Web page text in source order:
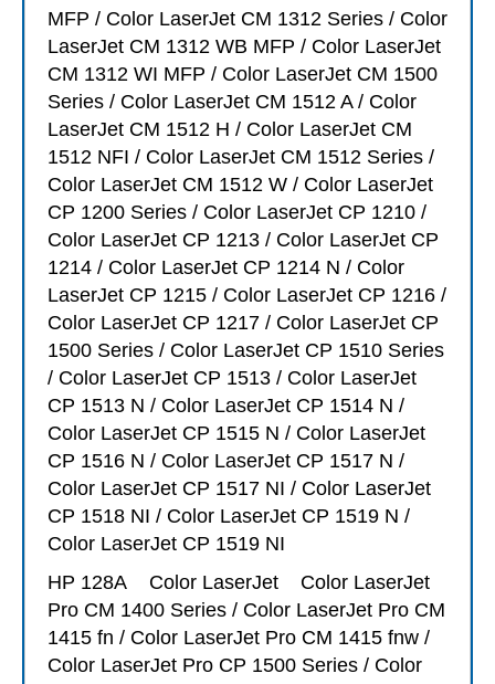
MFP / Color LaserJet CM 1312 Series / Color
LaserJet CM 1312 WB MFP / Color LaserJet
CM 1312 WI MFP / Color LaserJet CM 1500
Series / Color LaserJet CM 1512 A / Color
LaserJet CM 1512 H / Color LaserJet CM
1512 NFI / Color LaserJet CM 1512 Series /
Color LaserJet CM 1512 W / Color LaserJet
CP 1200 Series / Color LaserJet CP 1210 /
Color LaserJet CP 1213 / Color LaserJet CP
1214 / Color LaserJet CP 1214 N / Color
LaserJet CP 1215 / Color LaserJet CP 1216 /
Color LaserJet CP 1217 / Color LaserJet CP
1500 Series / Color LaserJet CP 1510 Series
/ Color LaserJet CP 1513 / Color LaserJet
CP 1513 N / Color LaserJet CP 1514 N /
Color LaserJet CP 1515 N / Color LaserJet
CP 1516 N / Color LaserJet CP 1517 N /
Color LaserJet CP 1517 NI / Color LaserJet
CP 1518 NI / Color LaserJet CP 1519 N /
Color LaserJet CP 1519 NI
HP 128A
Color LaserJet Color LaserJet
Pro CM 1400 Series / Color LaserJet Pro CM
1415 fn / Color LaserJet Pro CM 1415 fnw /
Color LaserJet Pro CP 1500 Series / Color